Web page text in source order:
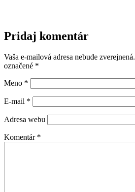
Pridaj komentár
Vaša e-mailová adresa nebude zverejnená.
označené *
Meno *
E-mail *
Adresa webu
Komentár *